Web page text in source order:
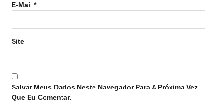
E-Mail *
Site
Salvar Meus Dados Neste Navegador Para A Próxima Vez
Que Eu Comentar.